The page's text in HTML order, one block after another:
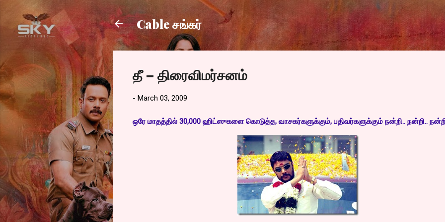
Skip to main content
Cable சங்கர்
தீ – திரைவிமர்சனம்
- March 03, 2009
ஒரே மாதத்தில் 30,000 ஹிட்ஸுகளை கொடுத்த, வாசகர்களுக்கும், பதிவர்களுக்கும் நன்றி.. நன்றி..